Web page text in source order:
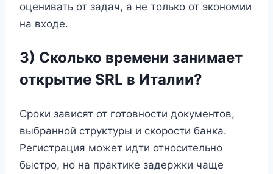
оценивать от задач, а не только от экономии
на входе.
3) Сколько времени занимает
открытие SRL в Италии?
Сроки зависят от готовности документов,
выбранной структуры и скорости банка.
Регистрация может идти относительно
быстро, но на практике задержки чаще